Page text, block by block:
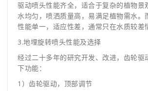
驱动喷头性能齐全，适合于复杂的植物景
水均匀，喷洒质量高，易满足植物需水。
性能单一，适应性差，通常只在水质较差
3.地埋旋转喷头性能及选择
经过二十多年的研究开发、改进，齿轮驱
下功能：
1）齿轮驱动，顶部调节